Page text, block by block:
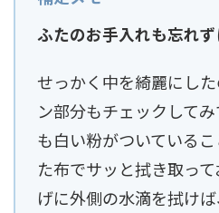
ふたのお手入れも忘れず
せっかく中を綺麗にし
ン部分もチェックして
も白い粉がついている
た布でサッと拭き取っ
げに外側の水滴を拭け